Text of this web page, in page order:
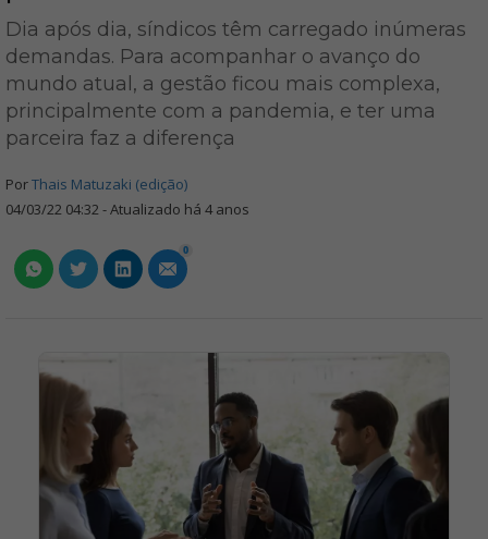
Dia após dia, síndicos têm carregado inúmeras
demandas. Para acompanhar o avanço do
mundo atual, a gestão ficou mais complexa,
principalmente com a pandemia, e ter uma
parceira faz a diferença
PorThais Matuzaki (edição)
04/03/22 04:32 - Atualizado há 4 anos
0